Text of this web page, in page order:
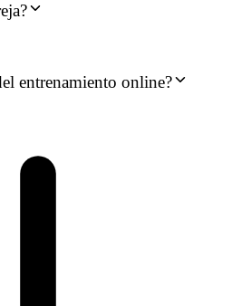
entrenamiento online?